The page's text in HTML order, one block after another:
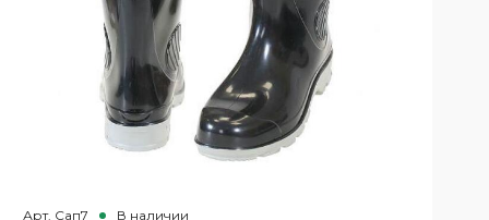
Арт. Сап7 В наличии